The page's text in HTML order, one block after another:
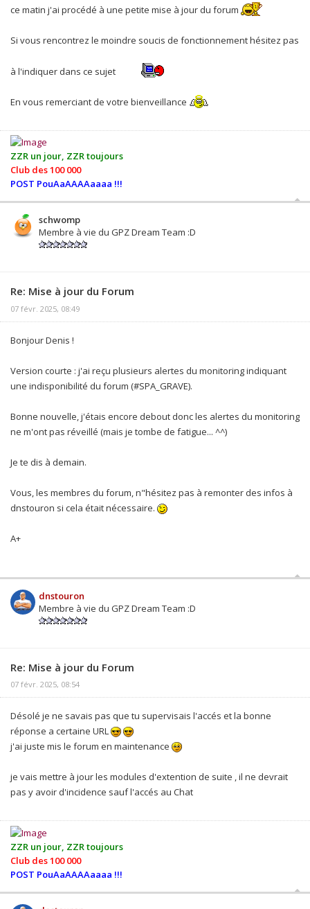
ce matin j'ai procédé à une petite mise à jour du forum
Si vous rencontrez le moindre soucis de fonctionnement hésitez pas
à l'indiquer dans ce sujet
En vous remerciant de votre bienveillance
ZZR un jour, ZZR toujours
Club des 100 000
POST PouAaAAAAaaaa !!!
schwomp
Membre à vie du GPZ Dream Team :D
Re: Mise à jour du Forum
07 févr. 2025, 08:49
Bonjour Denis !
Version courte : j'ai reçu plusieurs alertes du monitoring indiquant
une indisponibilité du forum (#SPA_GRAVE).
Bonne nouvelle, j'étais encore debout donc les alertes du monitoring
ne m'ont pas réveillé (mais je tombe de fatigue... ^^)
Je te dis à demain.
Vous, les membres du forum, n"hésitez pas à remonter des infos à
dnstouron si cela était nécessaire.
A+
dnstouron
Membre à vie du GPZ Dream Team :D
Re: Mise à jour du Forum
07 févr. 2025, 08:54
Désolé je ne savais pas que tu supervisais l'accés et la bonne
réponse a certaine URL
j'ai juste mis le forum en maintenance
je vais mettre à jour les modules d'extention de suite , il ne devrait
pas y avoir d'incidence sauf l'accés au Chat
ZZR un jour, ZZR toujours
Club des 100 000
POST PouAaAAAAaaaa !!!